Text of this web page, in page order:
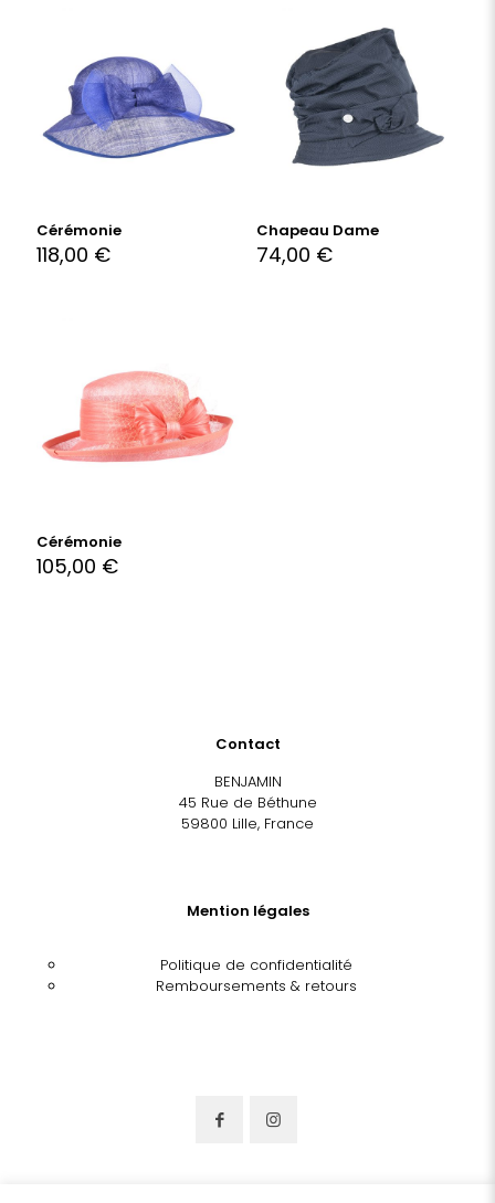
Cérémonie
118,00 €
Chapeau Dame
74,00 €
Cérémonie
105,00 €
Contact
BENJAMIN
45 Rue de Béthune
59800 Lille, France
Mention légales
Politique de confidentialité
Remboursements & retours